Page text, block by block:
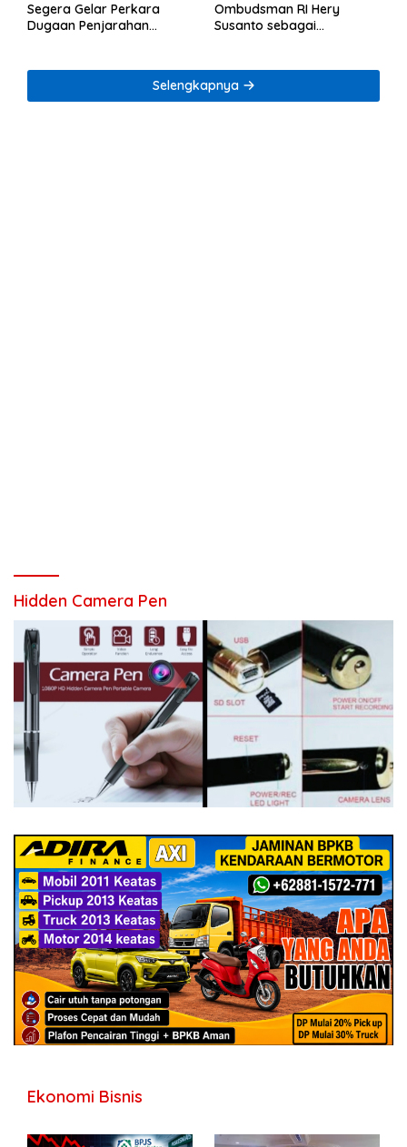
Segera Gelar Perkara
Dugaan Penjarahan
Ombudsman RI Hery
Susanto sebagai
Tambang Nikel
Selengkapnya
Hidden Camera Pen
Ekonomi Bisnis